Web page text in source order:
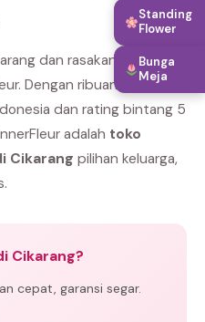
dan rasakan
Dengan ribuan
dan rating bintang 5
adalah toko
Cikarang pilihan keluarga,
Cikarang?
cepat, garansi segar.
Standing
Flower
Bunga
Meja